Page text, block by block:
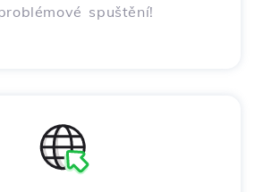
spuštění!